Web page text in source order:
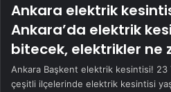
Ankara elektrik
Ankara’da elektrik
bitecek, elektrikler ne
Ankara Başkent elektrik kesintisi! 23
çeşitli ilçelerinde elektrik kesintisi